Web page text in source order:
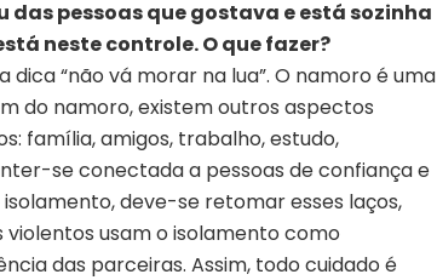
pessoas que gostava e está sozinha
neste controle. O que fazer?
“não vá morar na lua”. O namoro é uma
do namoro, existem outros aspectos
família, amigos, trabalho, estudo,
se conectada a pessoas de confiança e
deve-se retomar esses laços,
usam o isolamento como
das parceiras. Assim, todo cuidado é